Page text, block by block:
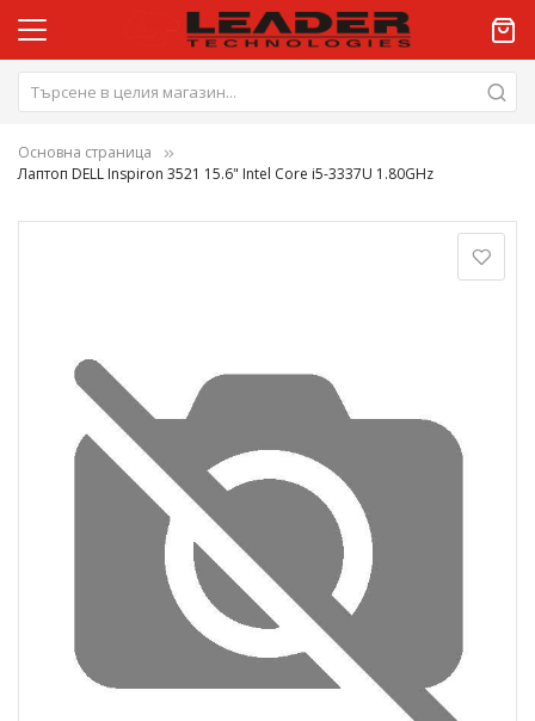
Основна страница
Лаптоп DELL Inspiron 3521 15.6" Intel Core i5-3337U 1.80GHz
изображенията